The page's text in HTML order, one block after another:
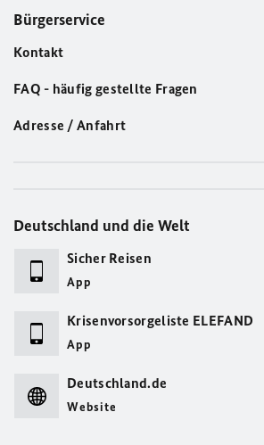
Bürgerservice
Kontakt
FAQ - häufig gestellte Fragen
Adresse / Anfahrt
Deutschland und die Welt
Sicher Reisen
App
Krisenvorsorgeliste ELEFAND
App
Deutschland.de
Website